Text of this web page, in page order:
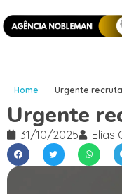
Home Urgente
Urgente
31/10/2025 Elias